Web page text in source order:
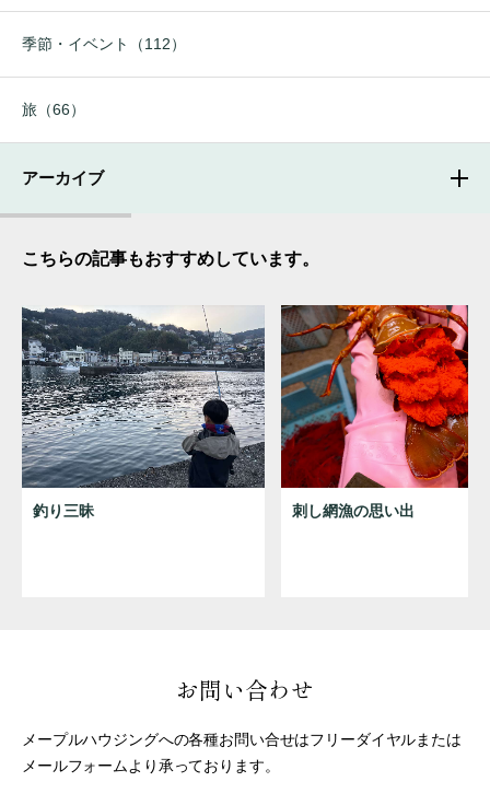
季節・イベント（112）
旅（66）
アーカイブ
こちらの記事もおすすめしています。
釣り三昧 刺し網漁の思い出
お問い合わせ
メープルハウジングへの各種お問い合せはフリーダイヤルまたは
メールフォームより承っております。